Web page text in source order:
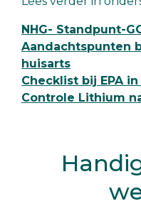
NHG- Standpunt-
Aandachtspunten
huisarts
Checklist bij EPA
Controle Lithium